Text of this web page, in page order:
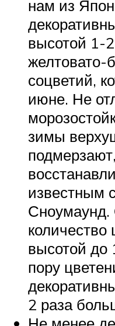
нам из
высотой 1-
соцветий,
июне. Не
зимы
известным
Сноумаунд.
количество
высотой до
пору
2 раза